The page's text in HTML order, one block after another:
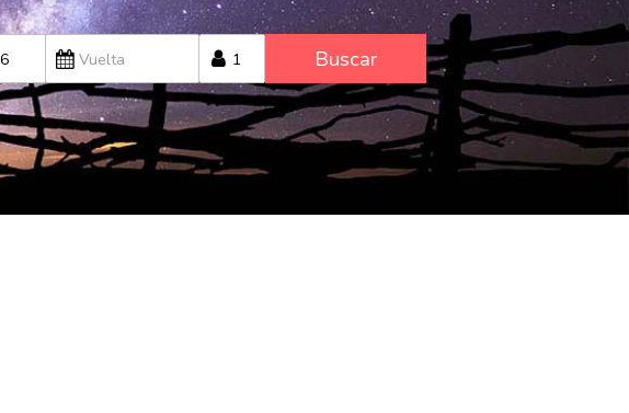
Buscar